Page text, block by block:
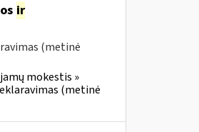
ir
(metinė
mokestis »
(metinė